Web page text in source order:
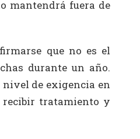
mantendrá fuera de
que no es el
durante un año.
de exigencia en
recibir tratamiento y